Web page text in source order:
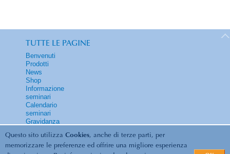
Questo sito utilizza Cookies, anche di terze parti, per
memorizzare le preferenze ed offrire una migliore esperienza
TUTTE LE PAGINE
Benvenuti
Prodotti
News
Shop
Informazione
seminari
Calendario
seminari
Gravidanza